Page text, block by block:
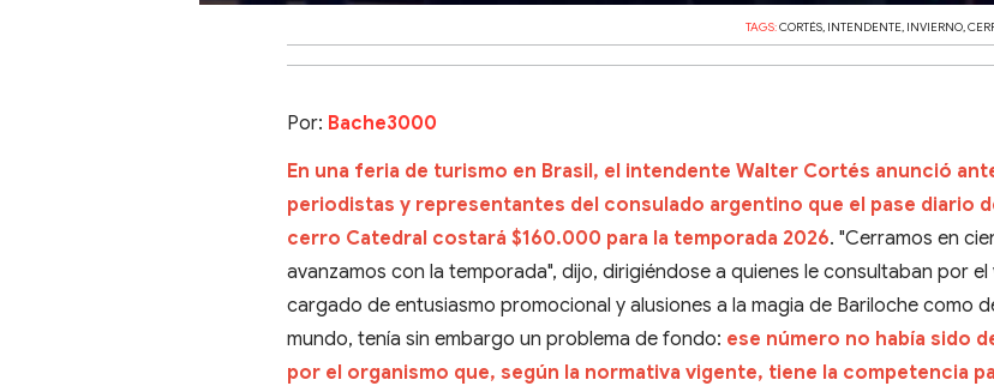
TAGS:CORTÉS, INTENDENTE, INVIERNO,
Por: Bache3000
En una feria de turismo en Brasil, el intendente Walter Cortés anunció
periodistas y representantes del consulado argentino que el pase diario
cerro Catedral costará $160.000 para la temporada 2026. "Cerramos en
avanzamos con la temporada", dijo, dirigiéndose a quienes le consultaban por el
cargado de entusiasmo promocional y alusiones a la magia de Bariloche como
mundo, tenía sin embargo un problema de fondo: ese número no había sido
por el organismo que, según la normativa vigente, tiene la competencia